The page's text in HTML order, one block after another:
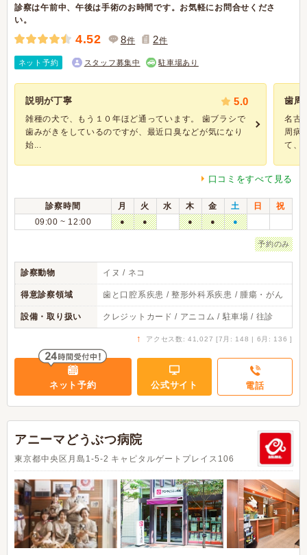
診察は午前中、午後は手術のお時間です。お気軽にお問合せくださ
い。
4.52 8件 2件
ネット予約 スタッフ募集中 駐車場あり
説明が丁寧 5.0
雑種の犬で、もう１０年ほど通っています。 歯ブラシで
歯みがきをしているのですが、最近口臭などが気になり
始...
歯周
名古
周病
て、
口コミをすべて見る
診察時間 月 火 水 木 金 土 日
祝
09:00 ~ 12:00
● ● ● ● ●
予約のみ
診察動物 イヌ / ネコ
得意診察領域 歯と口腔系疾患 / 整形外科系疾患 / 腫瘍・がん
設備・取り扱い クレジットカード / アニコム / 駐車場 / 往診
↑ アクセス数: 41,027 [7月: 148 | 6月: 136 ]
ネット予約 公式サイト 電話
アニーマどうぶつ病院
東京都中央区月島1-5-2 キャピタルゲートプレイス106